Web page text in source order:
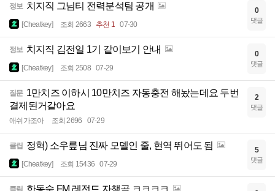
정보 치지직 그님티 전력분석팀 공개
[Cheatkey] 조회 2663 추천 1 07-30
0
댓글
정보 치지직 김전일 1기 같이보기 안내
[Cheatkey] 조회 2508 07-29
0
댓글
질문 1만치즈 이하시 10만치즈 자동충전 해놨는데요 두번
결제된거같아요
애쉬가조아 조회 2696 07-29
2
댓글
클립 정혁) 소우릎님 진짜 모델인 줄, 현역 뛰어도 됨
[Cheatkey] 조회 15436 07-29
5
댓글
클립 한동숙 FM 레전드 자책골 ㅋㅋㅋㅋ